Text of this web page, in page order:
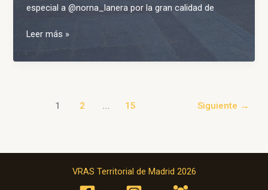
especial a @norna_lanera por la gran calidad de
¡Ayer
de
nuestros
Leer más »
1 2 … 15 Siguiente →
VRAS Territorial de Madrid 2026